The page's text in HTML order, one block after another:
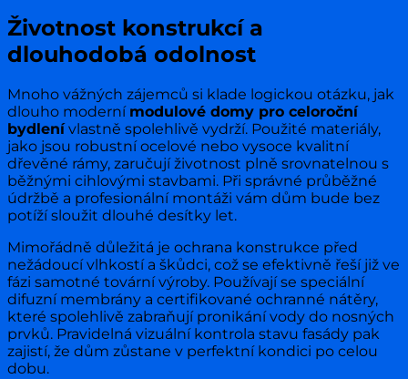
Životnost konstrukcí a
dlouhodobá odolnost
Mnoho vážných zájemců si klade logickou otázku, jak
dlouho moderní modulové domy pro celoroční
bydlenívlastně spolehlivě vydrží. Použité materiály,
jako jsou robustní ocelové nebo vysoce kvalitní
dřevěné rámy, zaručují životnost plně srovnatelnou s
běžnými cihlovými stavbami. Při správné průběžné
údržbě a profesionální montáži vám dům bude bez
potíží sloužit dlouhé desítky let.
Mimořádně důležitá je ochrana konstrukce před
nežádoucí vlhkostí a škůdci, což se efektivně řeší již ve
fázi samotné tovární výroby. Používají se speciální
difuzní membrány a certifikované ochranné nátěry,
které spolehlivě zabraňují pronikání vody do nosných
prvků. Pravidelná vizuální kontrola stavu fasády pak
zajistí, že dům zůstane v perfektní kondici po celou
dobu.